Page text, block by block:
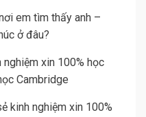
em tìm thấy anh –
ở đâu?
nghiệm xin 100% học
Cambridge
kinh nghiệm xin 100%